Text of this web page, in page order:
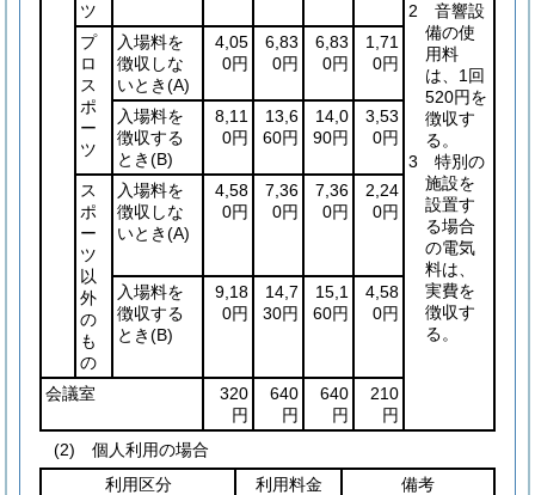
ツ
2 音響設
備の使
用料
は、1回
520円を
徴収す
る。
3 特別の
施設を
設置す
る場合
の電気
料は、
実費を
徴収す
る。
プ
ロ
ス
ポ
ー
ツ
入場料を
徴収しな
いとき(A)
4,05
0円
6,83
0円
6,83
0円
1,71
0円
入場料を
徴収する
とき(B)
8,11
0円
13,6
60円
14,0
90円
3,53
0円
ス
ポ
ー
ツ
以
外
の
も
の
入場料を
徴収しな
いとき(A)
4,58
0円
7,36
0円
7,36
0円
2,24
0円
入場料を
徴収する
とき(B)
9,18
0円
14,7
30円
15,1
60円
4,58
0円
会議室
320
円
640
円
640
円
210
円
(2) 個人利用の場合
利用区分
利用料金
備考